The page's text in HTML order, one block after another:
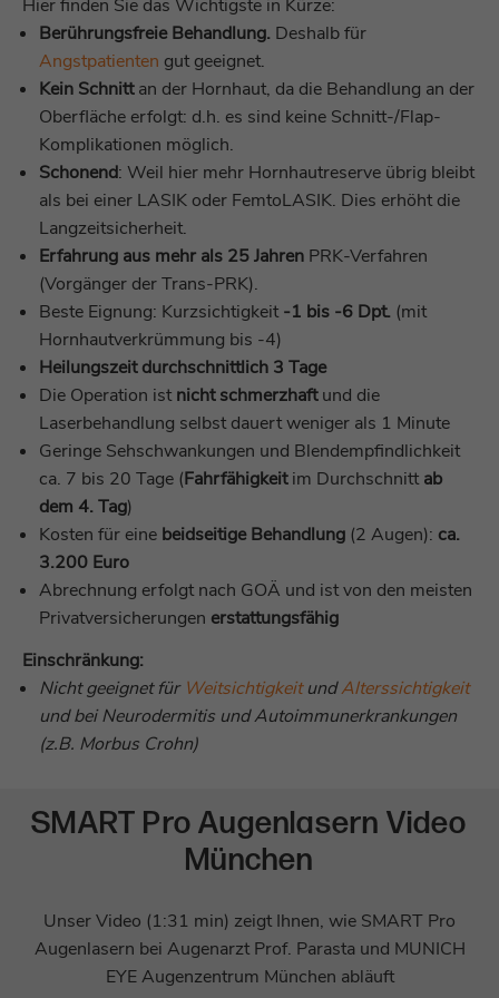
Hier finden Sie das Wichtigste in Kürze:
Berührungsfreie Behandlung. Deshalb für
Angstpatienten gut geeignet.
Kein Schnittan der Hornhaut, da die Behandlung an der
Oberfläche erfolgt: d.h. es sind keine Schnitt-/Flap-
Komplikationen möglich.
Schonend: Weil hier mehr Hornhautreserve übrig bleibt
als bei einer LASIK oder FemtoLASIK. Dies erhöht die
Langzeitsicherheit.
Erfahrung aus mehr als 25 Jahren PRK-Verfahren
(Vorgänger der Trans-PRK).
Beste Eignung: Kurzsichtigkeit-1 bis -6 Dpt. (mit
Hornhautverkrümmung bis -4)
Heilungszeit durchschnittlich 3 Tage
Die Operation istnicht schmerzhaftund die
Laserbehandlung selbst dauert weniger als 1 Minute
Geringe Sehschwankungen und Blendempfindlichkeit
ca. 7 bis 20 Tage (Fahrfähigkeitim Durchschnittab
dem 4. Tag)
Kosten für eine beidseitige Behandlung (2 Augen): ca.
3.200 Euro
Abrechnung erfolgt nach GOÄ und ist von den meisten
Privatversicherungen erstattungsfähig
Einschränkung:
Nicht geeignet für WeitsichtigkeitundAlterssichtigkeit
und bei Neurodermitis und Autoimmunerkrankungen
(z.B. Morbus Crohn)
SMART Pro Augenlasern Video
München
Unser Video (1:31 min) zeigt Ihnen, wie SMART Pro
Augenlasern bei Augenarzt Prof. Parasta und MUNICH
EYE Augenzentrum München abläuft
Zweck
Forgery (CSRF) für die vom Besucher
getätigten AJAX-Aufrufe zu vermeiden.
Name uesign
Anbieter Zoho SalesIQ
Laufzeit 1 Monat
Zweck
Dieses Cookie wird verwendet, um die
Sicherheit der Anwendungen zu verwalten.
Name zalb_34e30bb8af
Anbieter Zoho SalesIQ
Laufzeit Sitzungsende
Zweck
Sicherheit der Anwendungen zu verwalten.
Name munichmedgmbh-_zldp
Anbieter
Laufzeit 2 Jahre
Zweck
Dieses Cookie identifiziert die einzelnen
Name munichmedgmbh-_zldt
Dieses Cookie identifiziert eindeutige
Sitzung für eine vollständige
Nachverfolgung zu identifizieren.
Name zabUserID
Anbieter Zoho PageSense
Laufzeit 1 Jahr
Zweck
Dient der Identifizierung einzelner
Besucher sowie dem Status von neuen
und wiederkehrenden Besuchern.
Name zps-tgr-dts
Anbieter Zoho PageSense
Laufzeit 1 Jahr
Zweck
Sitzungsebene, die sich auf die Auslöser
Anbieter Zoho PageSense
Laufzeit Sitzungsende
^zalb_\d+$
Anbieter Zoho PageSense
Sitzungsende
Schrift verkleinern
Lesehilfe